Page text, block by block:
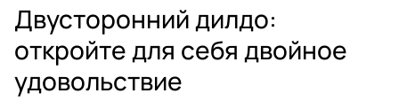
Двусторонний дилдо:
откройте для себя двойное
удовольствие